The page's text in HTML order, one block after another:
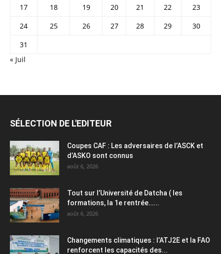
17
18 19 20 21 22
23
24
25 26 27 28 29
30
31
« Juil
SÉLECTION DE L'EDITEUR
Coupes CAF : Les adversaires de l’ASCK et
d’ASKO sont connus
août 6, 2026
Tout sur l’Université de Datcha ( les
formations, la 1e rentrée…...
août 6, 2026
Changements climatiques : l’ATJ2E et la FAO
renforcent les capacités des...